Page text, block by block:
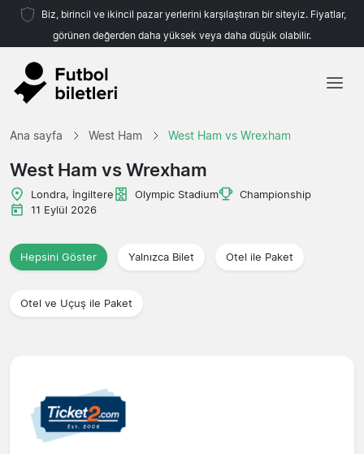
Biz, birincil ve ikincil pazar yerlerini karşılaştıran bir siteyiz. Fiyatlar,
görünen değerden daha yüksek veya daha düşük olabilir.
Ana sayfa West Ham West Ham vs Wrexham
West Ham vs Wrexham
Londra, İngiltere Olympic Stadium
Championship
11 Eylül 2026
Hepsini Göster Yalnızca Bilet Otel ile Paket
Otel ve Uçuş ile Paket